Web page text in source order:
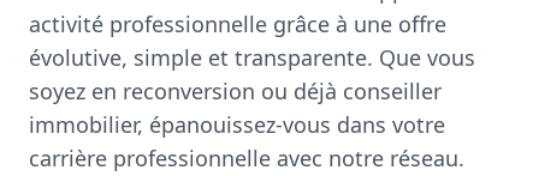
activité professionnelle grâce à une offre
évolutive, simple et transparente. Que vous
soyez en reconversion ou déjà conseiller
immobilier, épanouissez-vous dans votre
carrière professionnelle avec notre réseau.